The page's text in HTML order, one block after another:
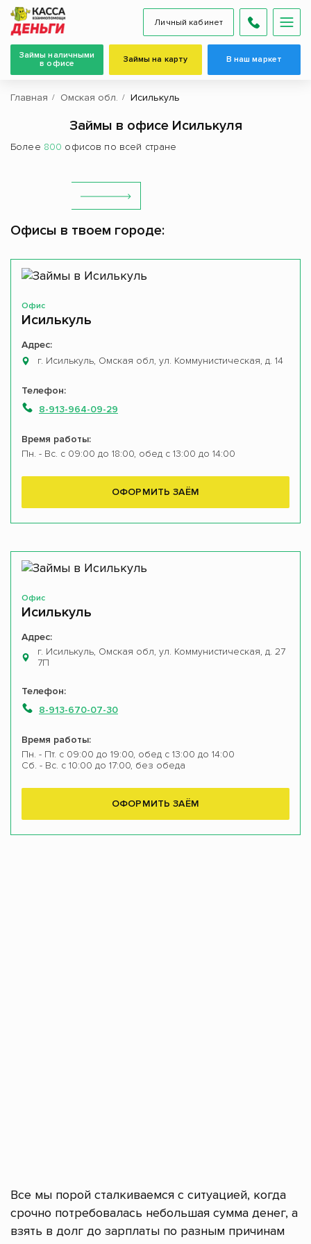
Личный кабинет
Займы наличными
в офисе
Займы на карту В наш маркет
Главная Омская обл. Исилькуль
Займы в офисе Исилькуля
Более 800 офисов по всей стране
Офисы в твоем городе:
Офис
Исилькуль
Адрес:
г. Исилькуль, Омская обл, ул. Коммунистическая, д. 14
Телефон:
8-913-964-09-29
Время работы:
Пн. - Вс. с 09:00 до 18:00, обед с 13:00 до 14:00
ОФОРМИТЬ ЗАЁМ
Офис
Исилькуль
Адрес:
г. Исилькуль, Омская обл, ул. Коммунистическая, д. 27
7П
Телефон:
8-913-670-07-30
Время работы:
Пн. - Пт. с 09:00 до 19:00, обед с 13:00 до 14:00
Сб. - Вс. с 10:00 до 17:00, без обеда
ОФОРМИТЬ ЗАЁМ
Все мы порой сталкиваемся с ситуацией, когда
срочно потребовалась небольшая сумма денег, а
взять в долг до зарплаты по разным причинам